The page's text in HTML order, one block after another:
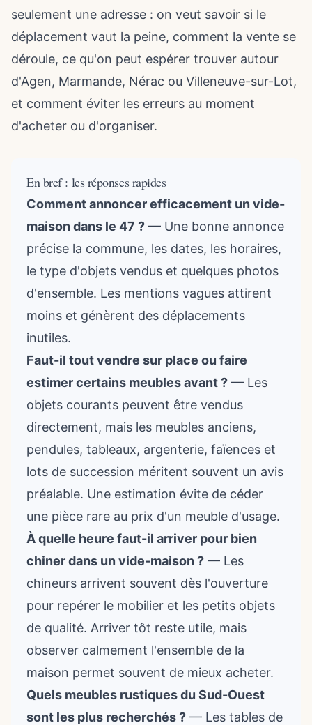
seulement une adresse : on veut savoir si le
déplacement vaut la peine, comment la vente se
déroule, ce qu'on peut espérer trouver autour
d'Agen, Marmande, Nérac ou Villeneuve-sur-Lot,
et comment éviter les erreurs au moment
d'acheter ou d'organiser.
En bref : les réponses rapides
Comment annoncer efficacement un vide-
maison dans le 47 ? — Une bonne annonce
précise la commune, les dates, les horaires,
le type d'objets vendus et quelques photos
d'ensemble. Les mentions vagues attirent
moins et génèrent des déplacements
inutiles.
Faut-il tout vendre sur place ou faire
estimer certains meubles avant ? — Les
objets courants peuvent être vendus
directement, mais les meubles anciens,
pendules, tableaux, argenterie, faïences et
lots de succession méritent souvent un avis
préalable. Une estimation évite de céder
une pièce rare au prix d'un meuble d'usage.
À quelle heure faut-il arriver pour bien
chiner dans un vide-maison ? — Les
chineurs arrivent souvent dès l'ouverture
pour repérer le mobilier et les petits objets
de qualité. Arriver tôt reste utile, mais
observer calmement l'ensemble de la
maison permet souvent de mieux acheter.
Quels meubles rustiques du Sud-Ouest
sont les plus recherchés ? — Les tables de